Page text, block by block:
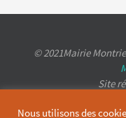
© 2021Mairie
Site
Nous utilisons des